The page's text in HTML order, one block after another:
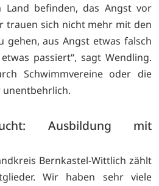
befinden, das Angst vor
trauen sich nicht mehr mit den
gehen, aus Angst etwas falsch
passiert“, sagt Wendling.
Schwimmvereine oder die
unentbehrlich.
Ausbildung mit
Bernkastel-Wittlich zählt
Wir haben sehr viele